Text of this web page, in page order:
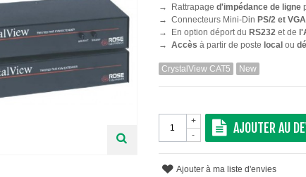
→
Rattrapage d'impédance de ligne
→ Connecteurs Mini-Din PS/2 et VGA
→
En option déport du RS232et de
→ Accès à partir de poste local ou
CrystalView CAT5 New
-
+ AJOUTER AU
Ajouter à ma liste d'envies